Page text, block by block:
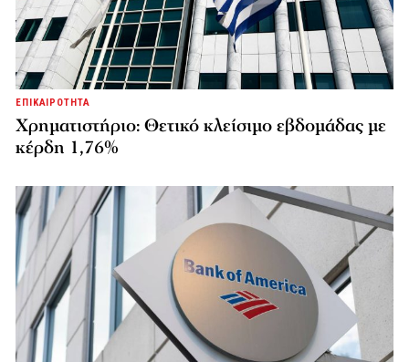
ΕΠΙΚΑΙΡΟΤΗΤΑ
Χρηματιστήριο: Θετικό κλείσιμο εβδομάδας με
κέρδη 1,76%